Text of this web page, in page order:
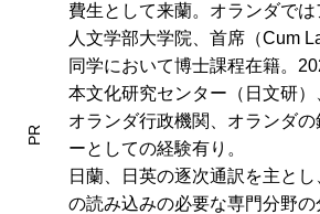
PR
費生として来蘭。オランダで
人文学部大学院、首席（Cum
同学において博士課程在籍。
本文化研究センター（日文研）
オランダ行政機関、オランダ
ーとしての経験有り。
日蘭、日英の逐次通訳を主と
の読み込みの必要な専門分野